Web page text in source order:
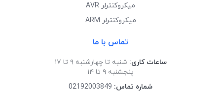
میکروکنترلر AVR
میکروکنترلر ARM
تماس با ما
ساعات کاری: شنبه تا چهارشنبه ۹ تا ۱۷
پنجشنبه ۹ تا ۱۴
شماره تماس: 02192003849